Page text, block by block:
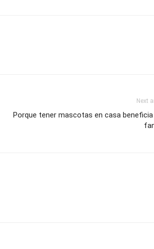
Next
Porque tener mascotas en casa beneficia